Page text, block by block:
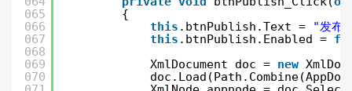
065
066
067
068
069
070
{
this .btnPublish.Text =
"发
this .btnPublish.Enabled =
XmlDocument doc = new